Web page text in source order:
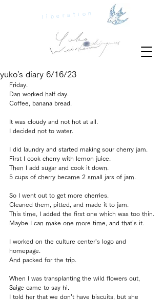
liberation
yuko's diary 6/16/23
Friday.
Dan worked half day.
Coffee, banana bread.
It was cloudy and not hot at all.
I decided not to water.
I did laundry and started making sour cherry jam.
First I cook cherry with lemon juice.
Then I add sugar and cook it down.
5 cups of cherry became 2 small jars of jam.
So I went out to get more cherries.
Cleaned them, pitted, and made it to jam.
This time, I added the first one which was too thin.
Maybe I can make one more time, and that’s it.
I worked on the culture center’s logo and
homepage.
And packed for the trip.
When I was transplanting the wild flowers out,
Saige came to say hi.
I told her that we don’t have biscuits, but she